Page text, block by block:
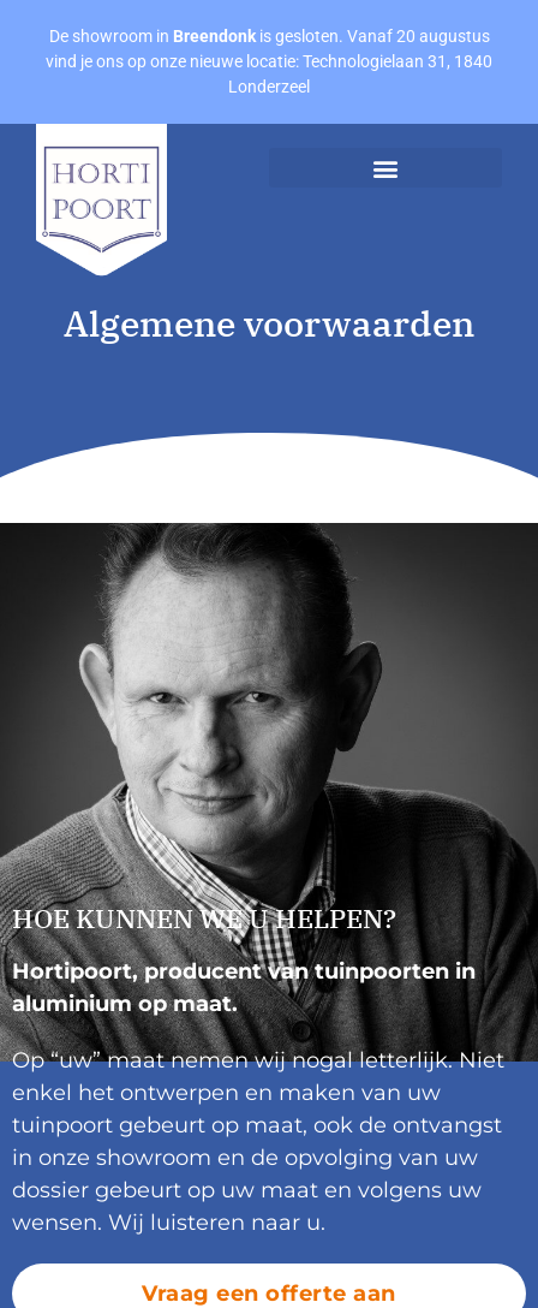
De showroom in Breendonkis gesloten. Vanaf 20 augustus
vind je ons op onze nieuwe locatie: Technologielaan 31, 1840
Londerzeel
Algemene voorwaarden
HOE KUNNEN WE U HELPEN?
Hortipoort, producent van tuinpoorten in
aluminium op maat.
Op “uw” maat nemen wij nogal letterlijk. Niet
enkel het ontwerpen en maken van uw
tuinpoort gebeurt op maat, ook de ontvangst
in onze showroom en de opvolging van uw
dossier gebeurt op uw maat en volgens uw
wensen. Wij luisteren naar u.
Vraag een offerte aan